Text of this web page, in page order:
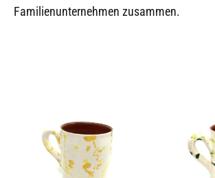
Familienunternehmen zusammen.